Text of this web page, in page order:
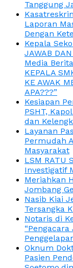
Tanggung
Laporan
Dengan
Kepala
JAWAB
Media
KEPALA
KE AWAK
APA???”
Kesiapan
PSHT,
dan
Layanan
Permudah
Masyarakat
LSM RATU
Investigatif
Meriahkan
Jombang
Nasib Kiai
Tersangka
Notaris di
Oknum
Pasien